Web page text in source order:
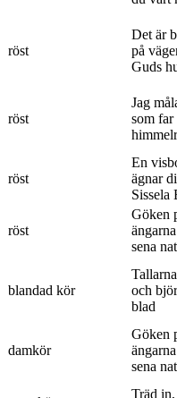
röst
Det är
på
Guds
röst
Jag
som
röst
En
ägnar
Sissela
röst
Göken
sena
blandad kör
och
blad
damkör
Göken
sena
Träd